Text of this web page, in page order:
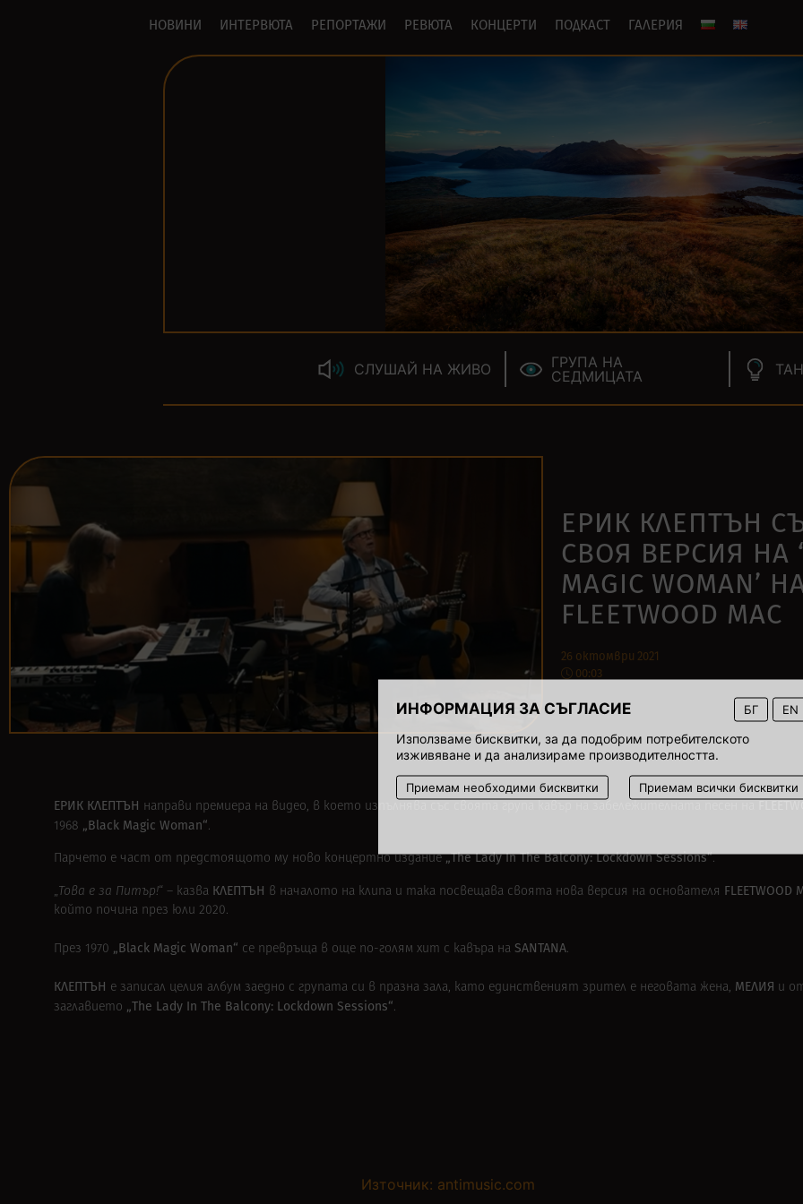
ИНФОРМАЦИЯ ЗА СЪГЛАСИЕ БГ EN
Използваме бисквитки, за да подобрим потребителското
изживяване и да анализираме производителността.
Приемам необходими бисквитки Приемам всички бисквитки
НОВИНИ ИНТЕРВЮТА РЕПОРТАЖИ РЕВЮТА КОНЦЕРТИ ПОДКАСТ ГАЛЕРИЯ
СЛУШАЙ НА ЖИВО
ГРУПА НА
СЕДМИЦАТА
ЕРИК КЛЕПТЪН
СВОЯ ВЕРСИЯ НА
MAGIC WOMAN’
FLEETWOOD MAC
26 октомври 2021
00:03
ЕРИК КЛЕПТЪН направи премиера на видео, в което изпълнява със своята група кавър на забележителната песен на
1968 „Black Magic Woman“.
Парчето е част от предстоящото му ново концертно издание„The Lady In The Balcony: Lockdown Sessions“.
„ Това е за Питър!“ – казва КЛЕПТЪН в началото на клипа и така посвещава своята нова версия на основателя FLEETWOOD
който почина през юли 2020.
През 1970 „Black Magic Woman“ се превръща в още по-голям хит с кавъра на SANTANA.
КЛЕПТЪН е записал целия албум заедно с групата си в празна зала, като единственият зрител е неговата жена, МЕЛИЯ и
заглавието „The Lady In The Balcony: Lockdown Sessions“.
Източник: antimusic.com